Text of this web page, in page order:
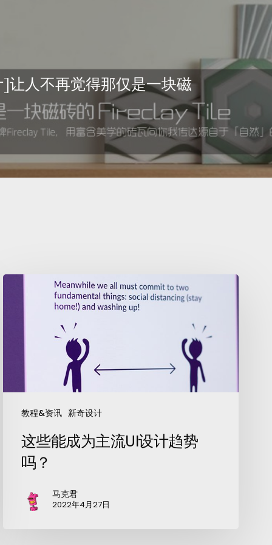
让人不再觉得那仅是一块磁
教程&资讯 新奇设计
这些能成为主流UI设计趋势
吗？
马克君
2022年4月27日